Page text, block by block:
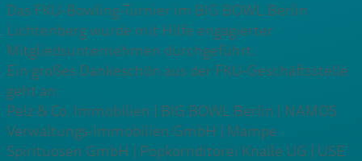
Das FKU-Bowling-Turnier im BIG BOWL Berlin
Lichtenberg wurde mit Hilfe engagierter
Mitgliedsunternehmen durchgeführt.
Ein großes Dankeschön aus der FKU-Geschäftsstelle
geht an:
Pelz & Co. Immobilien | BIG BOWL Berlin | NAMOS
Verwaltungs-Immobilien GmbH | Mampe
Spirituosen GmbH | Popkornditorei Knalle UG | USE